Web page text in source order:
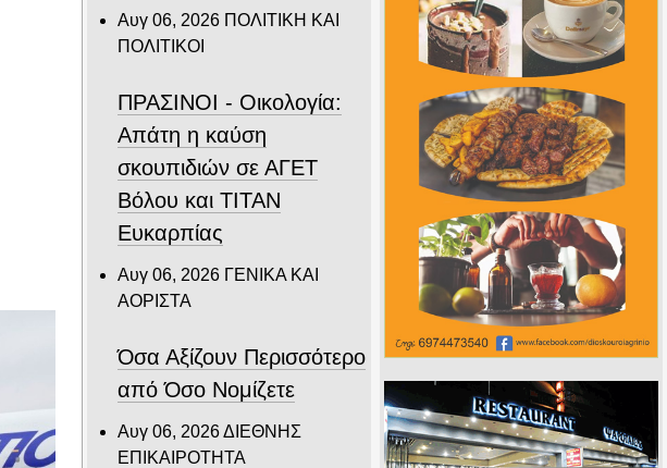
Αυγ 06, 2026 ΠΟΛΙΤΙΚΗ ΚΑΙ
ΠΟΛΙΤΙΚΟΙ
ΠΡΑΣΙΝΟΙ - Οικολογία:
Απάτη η καύση
σκουπιδιών σε ΑΓΕΤ
Βόλου και ΤΙΤΑΝ
Ευκαρπίας
Αυγ 06, 2026 ΓΕΝΙΚΑ ΚΑΙ
ΑΟΡΙΣΤΑ
Όσα Αξίζουν Περισσότερο
από Όσο Νομίζετε
Αυγ 06, 2026ΔΙΕΘΝΗΣ
ΕΠΙΚΑΙΡΟΤΗΤΑ